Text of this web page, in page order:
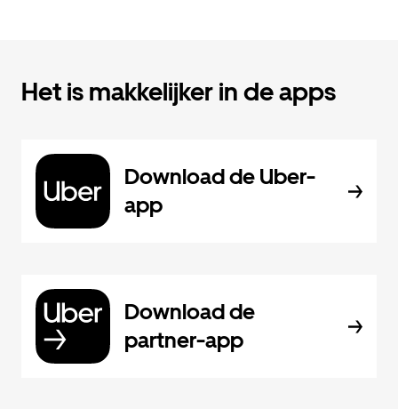
Het is makkelijker in de apps
Download de Uber-
app
Download de
partner-app